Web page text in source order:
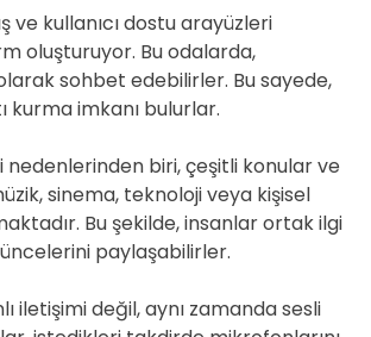
ve kullanıcı dostu arayüzleri
oluşturuyor. Bu odalarda,
sohbet edebilirler. Bu sayede,
imkanı bulurlar.
biri, çeşitli konular ve
sinema, teknoloji veya kişisel
Bu şekilde, insanlar ortak ilgi
paylaşabilirler.
iletişimi değil, aynı zamanda sesli